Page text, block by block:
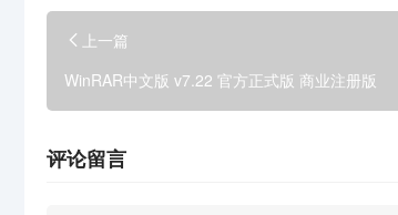
上一篇
WinRAR中文版 v7.22 官方正式版 商业注册版
评论留言